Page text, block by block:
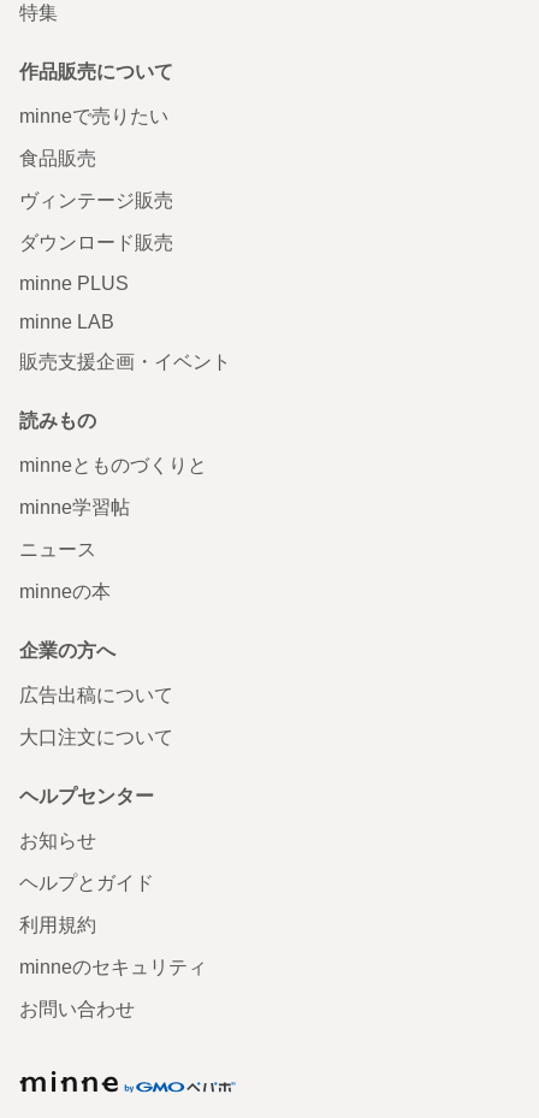
特集
作品販売について
minneで売りたい
食品販売
ヴィンテージ販売
ダウンロード販売
minne PLUS
minne LAB
販売支援企画・イベント
読みもの
minneとものづくりと
minne学習帖
ニュース
minneの本
企業の方へ
広告出稿について
大口注文について
ヘルプセンター
お知らせ
ヘルプとガイド
利用規約
minneのセキュリティ
お問い合わせ